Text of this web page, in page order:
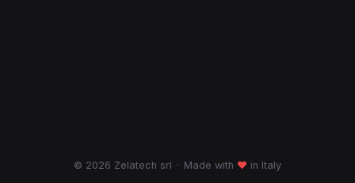
© 2026 Zelatech srl · Made with ♥ in Italy